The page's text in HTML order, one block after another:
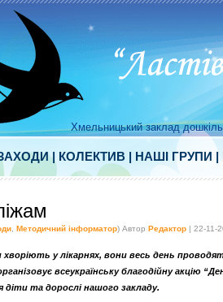
Хмельницький заклад
| КОЛЕКТИВ | НАШІ ГРУПИ |
Методичний інформатор) Автор Редактор | 22-11-
хворіють у лікарнях, вони весь день
всеукраїнську благодійну акцію
діти та дорослі нашого закладу.